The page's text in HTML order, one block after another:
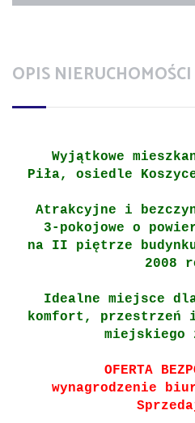
OPIS NIERUCHOMOŚCI
Wyjątkowe
Piła, osiedle
Atrakcyjne i
3-pokojowe o
na II piętrze
2008
Idealne miejsce
komfort, przestrzeń
miejskiego
OFERTA
wynagrodzenie